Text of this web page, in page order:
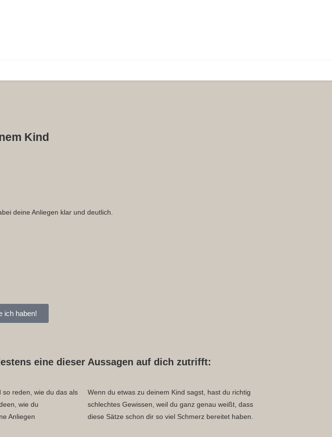
Kind
deine Anliegen klar und deutlich.
ich haben!
eine dieser Aussagen auf dich zutrifft:
so reden, wie du das als
wie du
Anliegen
Wenn du etwas zu deinem Kind sagst, hast du richtig
schlechtes Gewissen, weil du ganz genau weißt, dass
diese Sätze schon dir so viel Schmerz bereitet haben.